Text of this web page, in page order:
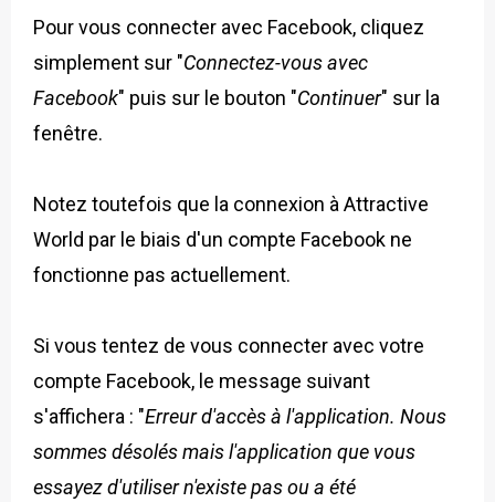
Pour vous connecter avec Facebook, cliquez
simplement sur "Connectez-vous avec
Facebook" puis sur le bouton "Continuer" sur la
fenêtre.
Notez toutefois que la connexion à Attractive
World par le biais d'un compte Facebook ne
fonctionne pas actuellement.
Si vous tentez de vous connecter avec votre
compte Facebook, le message suivant
s'affichera : "Erreur d'accès à l'application. Nous
sommes désolés mais l'application que vous
essayez d'utiliser n'existe pas ou a été